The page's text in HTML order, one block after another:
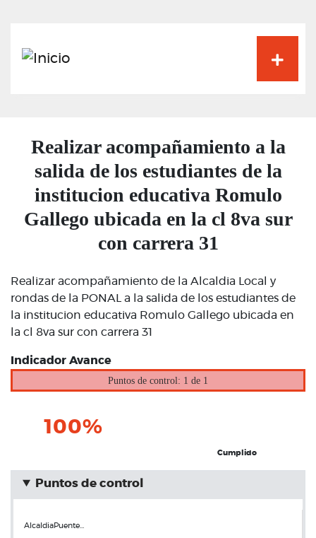
Realizar acompañamiento a la
salida de los estudiantes de la
institucion educativa Romulo
Gallego ubicada en la cl 8va sur
con carrera 31
Realizar acompañamiento de la Alcaldia Local y
rondas de la PONAL a la salida de los estudiantes de
la institucion educativa Romulo Gallego ubicada en
la cl 8va sur con carrera 31
Indicador Avance
Puntos de control: 1 de 1
100%
Cumplido
Puntos de control
AlcaldiaPuente…